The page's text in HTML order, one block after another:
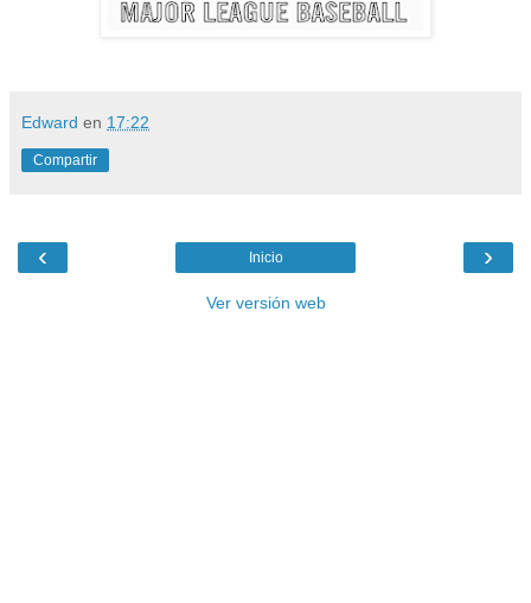
Edward en 17:22
Compartir
‹ ›
Inicio
Ver versión web